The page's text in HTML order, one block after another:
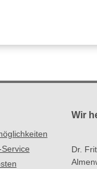
Wir
Dr.